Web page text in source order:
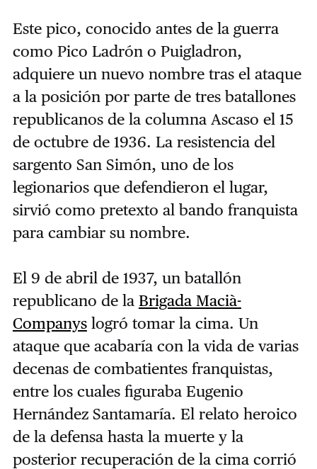
Este pico, conocido antes de la guerra
como Pico Ladrón o Puigladron,
adquiere un nuevo nombre tras el ataque
a la posición por parte de tres batallones
republicanos de la columna Ascaso el 15
de octubre de 1936. La resistencia del
sargento San Simón, uno de los
legionarios que defendieron el lugar,
sirvió como pretexto al bando franquista
para cambiar su nombre.
El 9 de abril de 1937, un batallón
republicano de la Brigada Macià-
Companyslogró tomar la cima. Un
ataque que acabaría con la vida de varias
decenas de combatientes franquistas,
entre los cuales figuraba Eugenio
Hernández Santamaría. El relato heroico
de la defensa hasta la muerte y la
posterior recuperación de la cima corrió